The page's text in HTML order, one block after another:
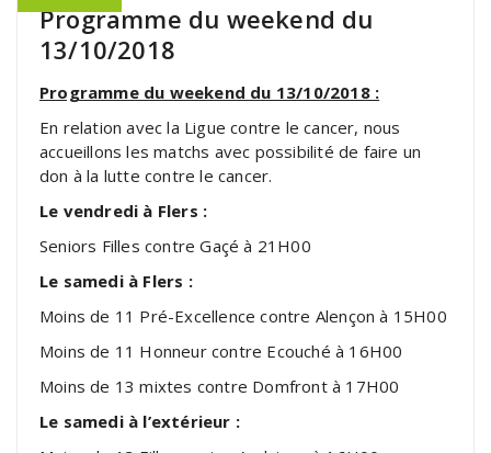
Programme du weekend du
13/10/2018
Programme du weekend du 13/10/2018 :
En relation avec la Ligue contre le cancer, nous
accueillons les matchs avec possibilité de faire un
don à la lutte contre le cancer.
Le vendredi à Flers :
Seniors Filles contre Gaçé à 21H00
Le samedi à Flers :
Moins de 11 Pré-Excellence contre Alençon à 15H00
Moins de 11 Honneur contre Ecouché à 16H00
Moins de 13 mixtes contre Domfront à 17H00
Le samedi à l’extérieur :